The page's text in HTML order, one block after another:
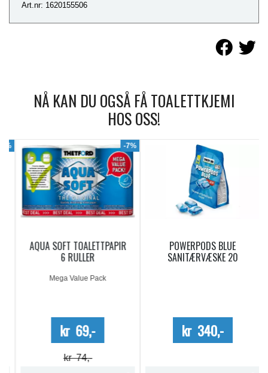
Art.nr: 1620155506
NÅ KAN DU OGSÅ FÅ TOALETTKJEMI
HOS OSS!
-7%
AQUA SOFT TOALETTPAPIR
6 RULLER
Mega Value Pack
kr 69,-
kr 74,-
POWERPODS BLUE
SANITÆRVÆSKE 20
kr 340,-